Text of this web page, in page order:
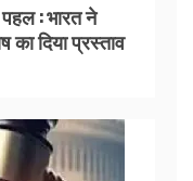
पहल : भारत ने
दिया प्रस्ताव